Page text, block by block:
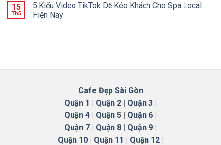
15
Th5
5 Kiểu Video TikTok Dễ Kéo Khách Cho Spa Local
Hiện Nay
Cafe Đẹp Sài Gòn
Quận 1 | Quận 2 | Quận 3 |
Quận 4 | Quận 5 | Quận 6 |
Quận 7 | Quận 8 | Quận 9 |
Quận 10| Quận 11 | Quận 12|